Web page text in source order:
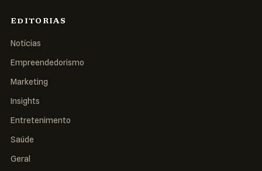
EDITORIAS
Notícias
Empreendedorismo
Marketing
Insights
Entretenimento
Saúde
Geral